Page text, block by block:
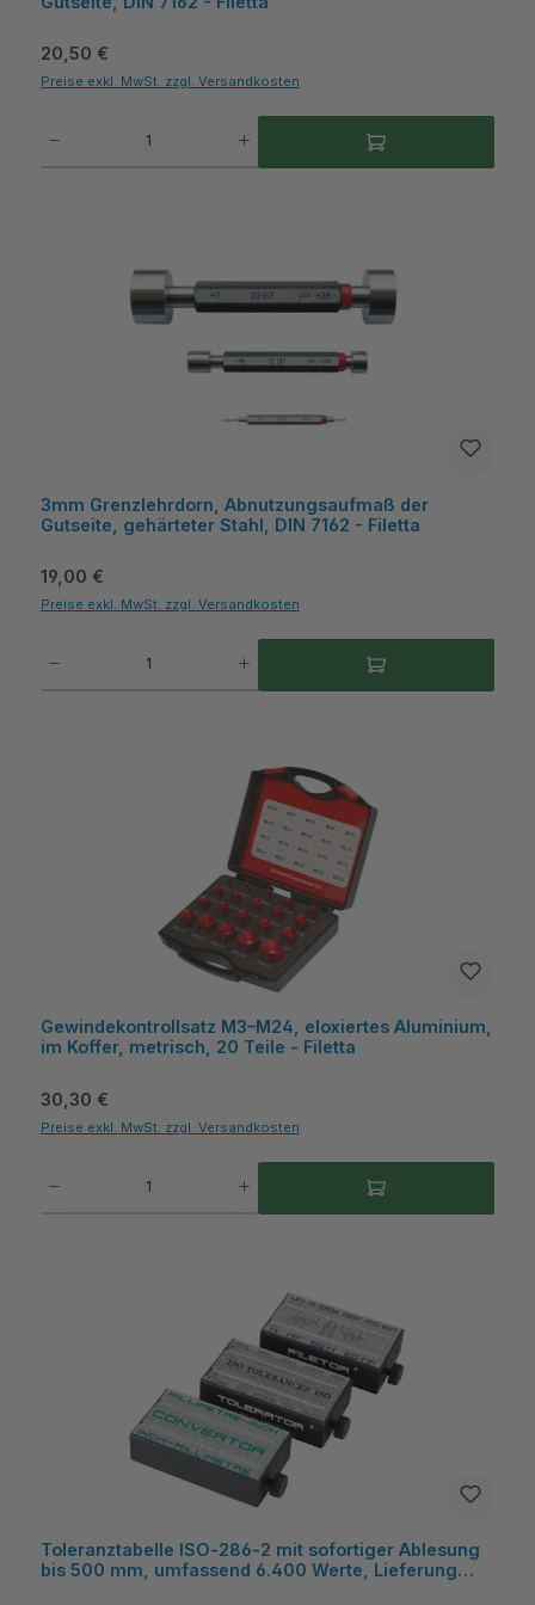
Regulärer Preis:
20,50 €
Preise exkl. MwSt. zzgl. Versandkosten
3mm Grenzlehrdorn, Abnutzungsaufmaß der
Gutseite, gehärteter Stahl, DIN 7162 - Filetta
Regulärer Preis:
19,00 €
Preise exkl. MwSt. zzgl. Versandkosten
Gewindekontrollsatz M3–M24, eloxiertes Aluminium,
im Koffer, metrisch, 20 Teile - Filetta
Regulärer Preis:
30,30 €
Preise exkl. MwSt. zzgl. Versandkosten
Toleranztabelle ISO‑286‑2 mit sofortiger Ablesung
bis 500 mm, umfassend 6.400 Werte, Lieferung